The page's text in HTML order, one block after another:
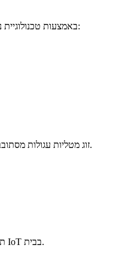
באמצעות טכנולוגיית ניווט חדשנית בלייזר לסריקת כל החלל הפנימי בבית ב-360°, השואב הרובוטי בונה במהירות מפת פריסת בית ומתכנן במדויק את מסלול הניקוי, כדי להעניק לכם חווית ניקיון יעילה וללא דאגות:
זוג מטליות עגולות מסתובבות המדמות הפעלת לחץ ידני לניקוי עמוק יותר, באמצעות 3 רמות השריה במים (בחירה באפליקציה). השטיפה מאפשרת להסיר כתמים קשים: כתמי קפה, בוץ וכתמים אחרים מרצפת הבית.
תפעול מלא: זיהוי ובחירת חדרים לניקוי, שינוי שמות חדרים, ניקוי אזורים, קיר וירטואלי ואזור מוגבל, תמיכה בעד 5 מפות למפלסים שונים, תזמון ניקוי ושטיפה, הפעלת סצנות חכמות עם התקני IoT בבית.